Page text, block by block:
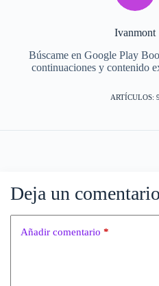
Ivanmont
Búscame en Google Play
continuaciones y contenido
ARTÍCULOS: 9
Deja un comentario
Añadir comentario *